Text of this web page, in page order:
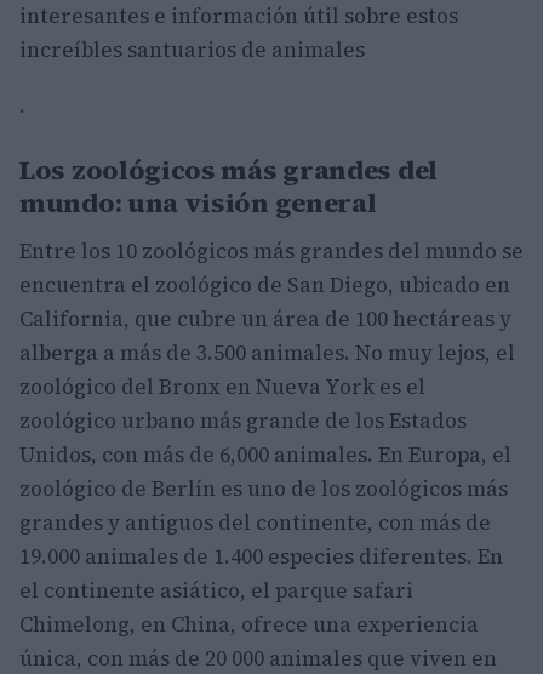
interesantes e información útil sobre estos
increíbles santuarios de animales
.
Los zoológicos más grandes del
mundo: una visión general
Entre los 10 zoológicos más grandes del mundo se
encuentra el zoológico de San Diego, ubicado en
California, que cubre un área de 100 hectáreas y
alberga a más de 3.500 animales. No muy lejos, el
zoológico del Bronx en Nueva York es el
zoológico urbano más grande de los Estados
Unidos, con más de 6,000 animales. En Europa, el
zoológico de Berlín es uno de los zoológicos más
grandes y antiguos del continente, con más de
19.000 animales de 1.400 especies diferentes. En
el continente asiático, el parque safari
Chimelong, en China, ofrece una experiencia
única, con más de 20 000 animales que viven en